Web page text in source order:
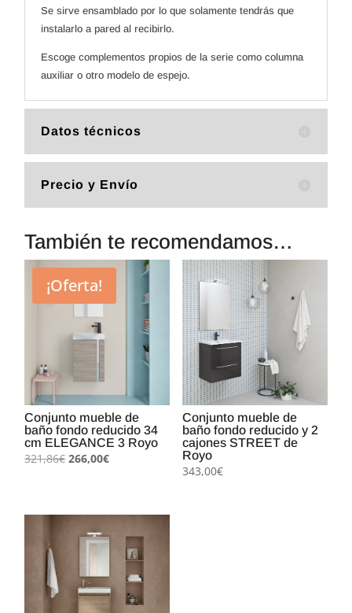
Se sirve ensamblado por lo que solamente tendrás que
instalarlo a pared al recibirlo.
Escoge complementos propios de la serie como columna
auxiliar o otro modelo de espejo.
Datos técnicos
Precio y Envío
También te recomendamos…
¡Oferta!
Conjunto mueble de
baño fondo reducido 34
cm ELEGANCE 3 Royo
321,86€El
era:
321,86€.
266,00€El
es:
Conjunto mueble de
baño fondo reducido y 2
cajones STREET de
Royo
343,00€